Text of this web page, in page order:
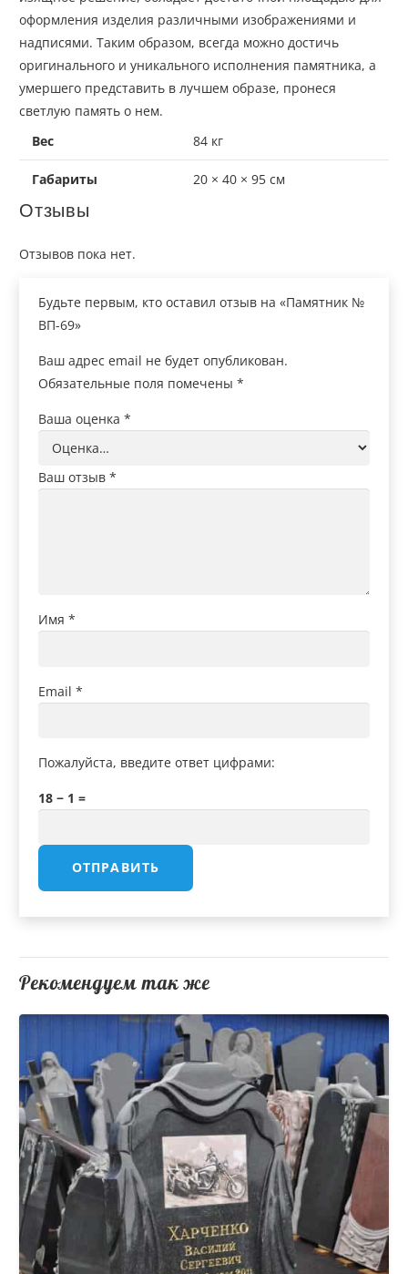
оформления изделия различными изображениями и
надписями. Таким образом, всегда можно достичь
оригинального и уникального исполнения памятника, а
умершего представить в лучшем образе, пронеся
светлую память о нем.
Вес
84 кг
Габариты 20 × 40 × 95 см
Отзывы
Отзывов пока нет.
Будьте первым, кто оставил отзыв на «Памятник №
ВП-69»
Ваш адрес email не будет опубликован.
Обязательные поля помечены *
Ваша оценка *
Ваш отзыв *
Имя *
Email *
Пожалуйста, введите ответ цифрами:
18 − 1 =
Рекомендуем так же